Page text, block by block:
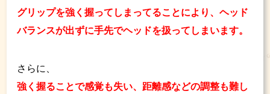
グリップを強く握ってしまってることにより、ヘッド
バランスが出ずに手先でヘッドを扱ってしまいます。
さらに、
強く握ることで感覚も失い、距離感などの調整も難し